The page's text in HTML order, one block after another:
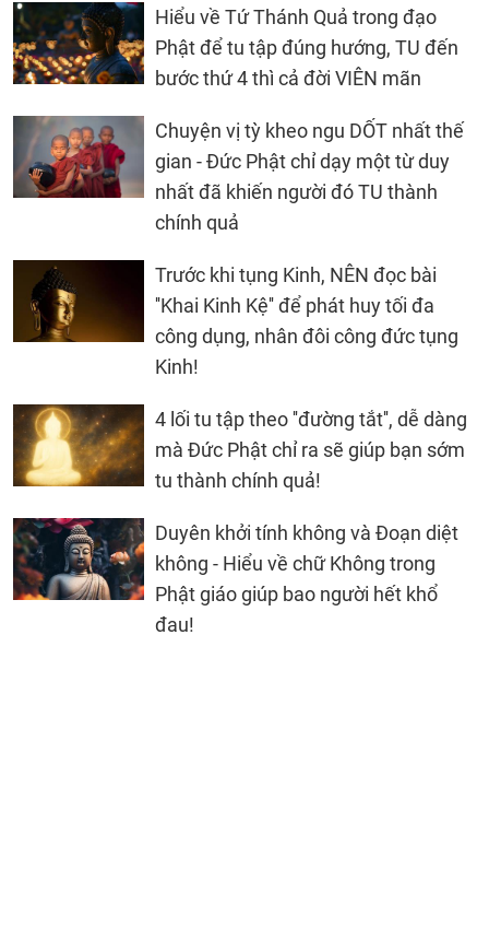
Hiểu về Tứ Thánh Quả trong đạo
Phật để tu tập đúng hướng, TU đến
bước thứ 4 thì cả đời VIÊN mãn
Chuyện vị tỳ kheo ngu DỐT nhất thế
gian - Đức Phật chỉ dạy một từ duy
nhất đã khiến người đó TU thành
chính quả
Trước khi tụng Kinh, NÊN đọc bài
''Khai Kinh Kệ'' để phát huy tối đa
công dụng, nhân đôi công đức tụng
Kinh!
4 lối tu tập theo ''đường tắt'', dễ dàng
mà Đức Phật chỉ ra sẽ giúp bạn sớm
tu thành chính quả!
Duyên khởi tính không và Đoạn diệt
không - Hiểu về chữ Không trong
Phật giáo giúp bao người hết khổ
đau!